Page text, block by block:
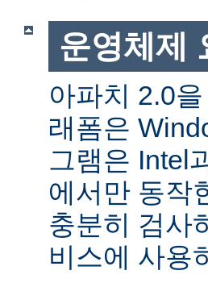
운영체제
아파치 2.0
래폼은
그램은 Intel
에서만 동작
충분히 검사
비스에 사용